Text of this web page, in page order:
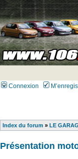
Connexion
Index du forum » LE
Présentation